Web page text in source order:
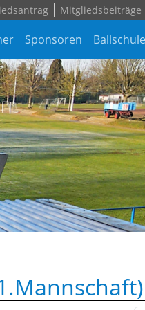
Mitgliedsbeiträge
Sponsoren Ballschule